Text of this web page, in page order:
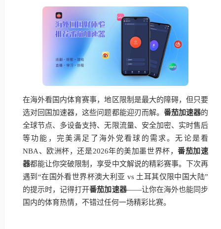
在海外看国内体育赛事，地区限制是最大的障碍，但只要
选对回国加速器，这些问题都能迎刃而解。 番茄加速器的
全球节点、多设备支持、无限流量、安全加密、实时售后
等功能，完美满足了海外党看球的需求。无论是看
NBA、欧洲杯，还是2026年的美加墨世界杯，番茄加速
器都能让你突破限制，享受中文解说的精彩赛事。下次再
遇到“在国外看世界杯澳大利亚 vs 土耳其仅限中国大陆”
的提示时，记得打开番茄加速器——让你在海外也能同步
国内的体育热情，不错过任何一场精彩比赛。